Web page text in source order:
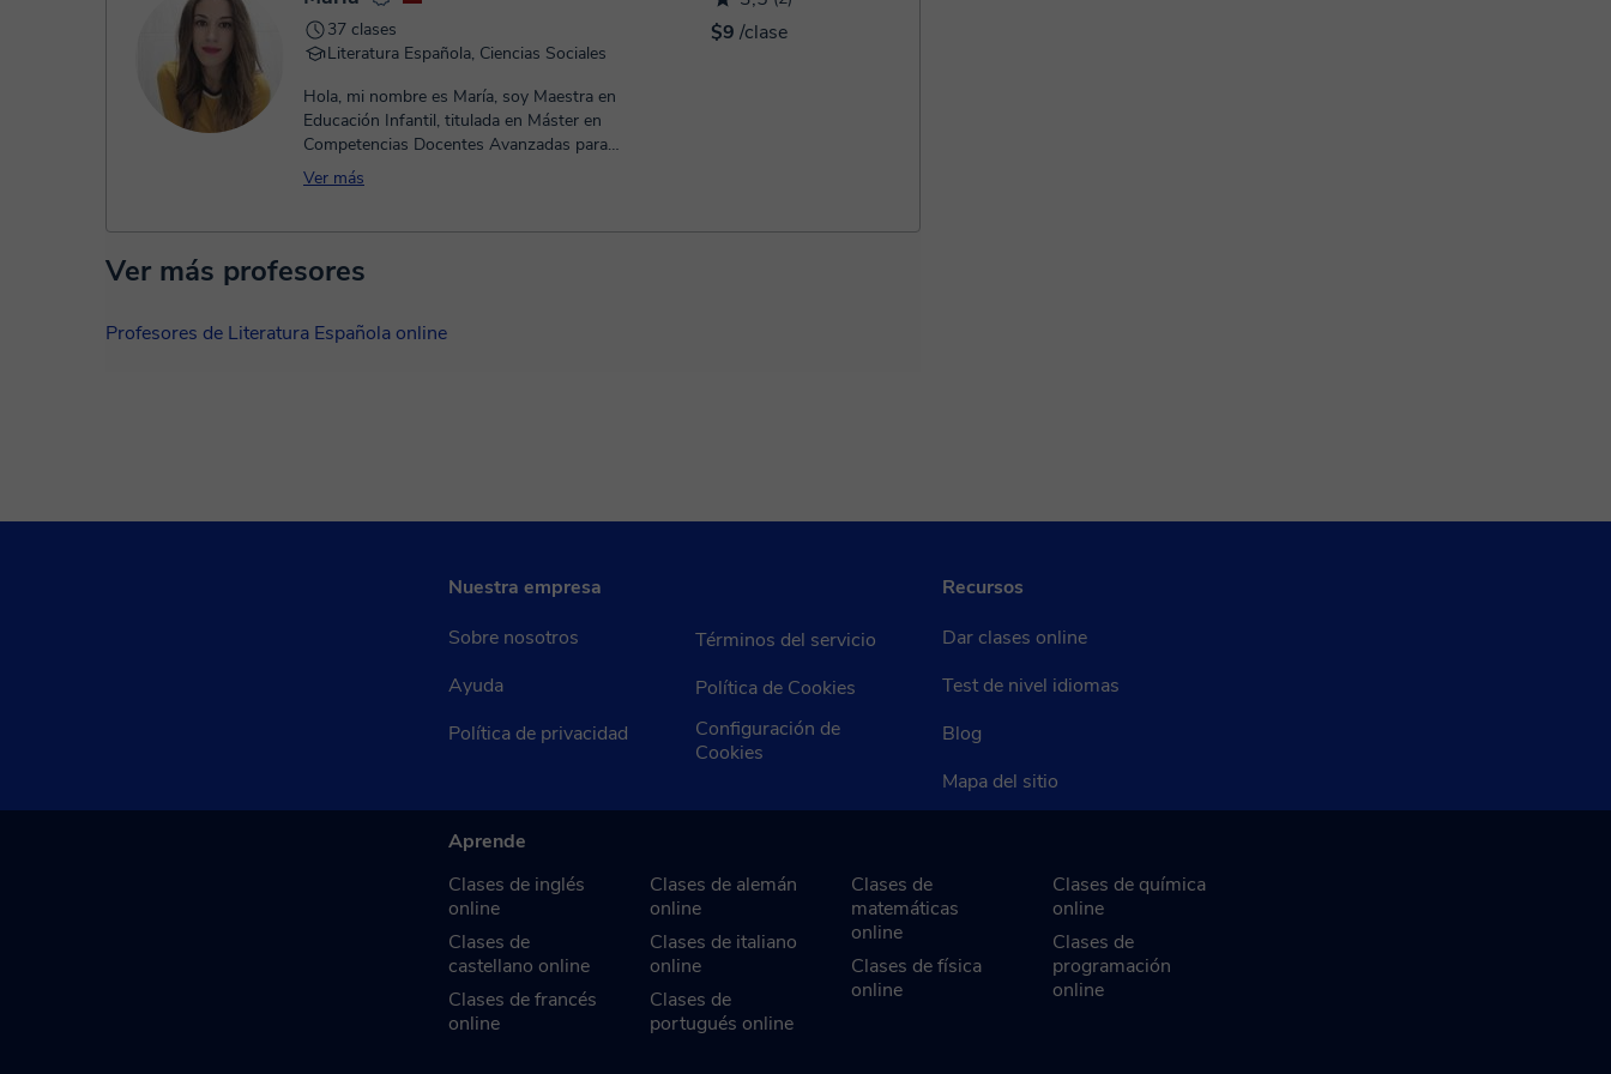
$9 /clase
37 clases
Literatura Española, Ciencias Sociales
Hola, mi nombre es María, soy Maestra en
Educación Infantil, titulada en Máster en
Competencias Docentes Avanzadas para
los niveles de Educación Infan...
Ver más
Ver más profesores
Profesores de Literatura Española online
Nuestra empresa
Sobre nosotros
Ayuda
Política de privacidad
Términos del servicio
Política de Cookies
Configuración de
Cookies
Recursos
Dar clases online
Test de nivel idiomas
Blog
Mapa del sitio
Aprende
Clases de inglés
online
Clases de
castellano online
Clases de francés
online
Clases de alemán
online
Clases de italiano
online
Clases de
portugués online
Clases de
matemáticas
online
Clases de física
online
Clases de química
online
Clases de
programación
online